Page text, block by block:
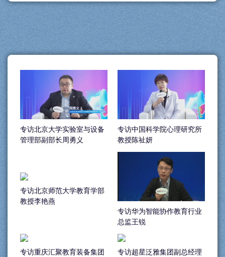
专访北京大学实验室与设备
管理部副部长周勇义
专访中国科学院心理研究所
教授陈祉妍
专访北京师范大学教育学部
教授李艳燕
专访华为智能协作教育行业
总监王锐
专访重庆汇聚教育装备集团
专访超星泛雅集团副总经理